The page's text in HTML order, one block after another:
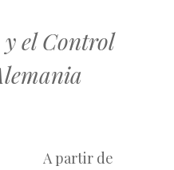
el Control
A partir de